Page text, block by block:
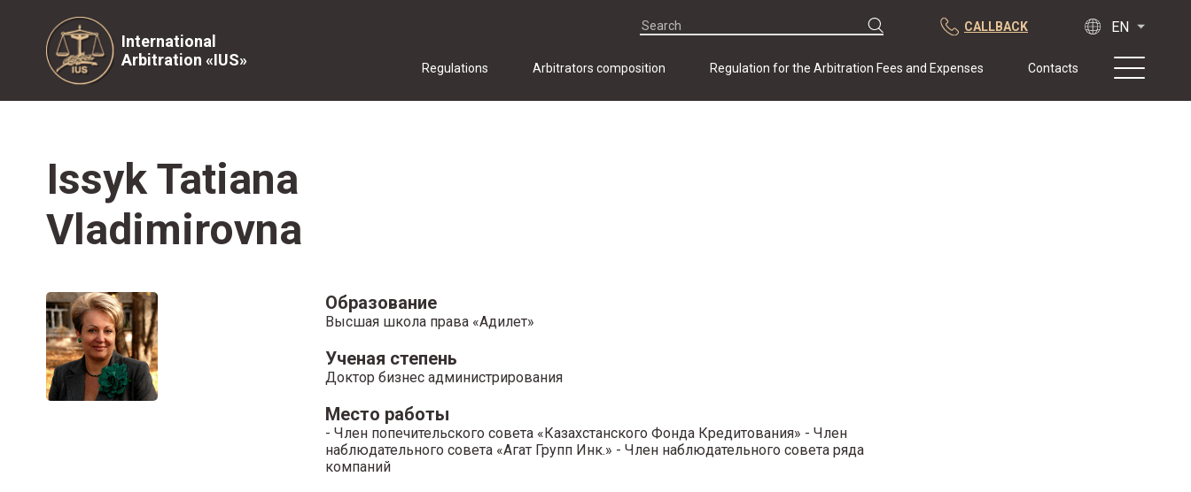
International
Arbitration «IUS»
CALLBACK
Regulations Arbitrators composition Regulation for the Arbitration Fees and Expenses Contacts
Issyk Tatiana
Vladimirovna
Образование
Высшая школа права «Адилет»
Ученая степень
Доктор бизнес администрирования
Место работы
- Член попечительского совета «Казахстанского Фонда Кредитования» - Член
наблюдательного совета «Агат Групп Инк.» - Член наблюдательного совета ряда
компаний